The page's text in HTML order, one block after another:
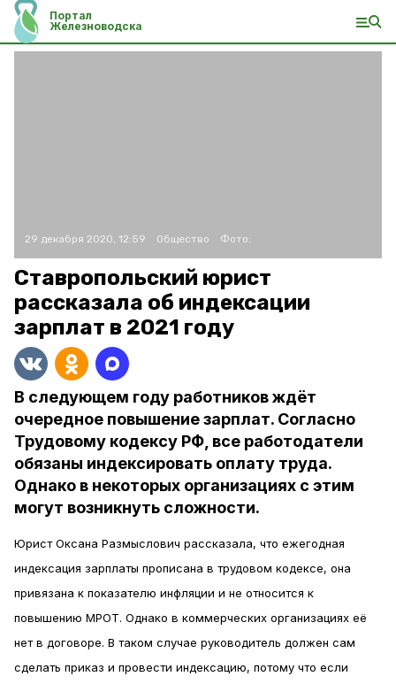
Портал
Железноводска
29 декабря 2020, 12:59 Общество Фото:
Ставропольский юрист
рассказала об индексации
зарплат в 2021 году
В следующем году работников ждёт
очередное повышение зарплат. Согласно
Трудовому кодексу РФ, все работодатели
обязаны индексировать оплату труда.
Однако в некоторых организациях с этим
могут возникнуть сложности.
Юрист Оксана Размыслович рассказала, что ежегодная
индексация зарплаты прописана в трудовом кодексе, она
привязана к показателю инфляции и не относится к
повышению МРОТ. Однако в коммерческих организациях её
нет в договоре. В таком случае руководитель должен сам
сделать приказ и провести индексацию, потому что если